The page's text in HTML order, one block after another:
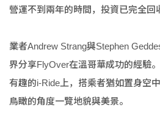
營運不到兩年的時間，投資已完全回
業者Andrew Strang與Stephen
界分享FlyOver在溫哥華成功的經驗
有趣的i-Ride上，搭乘者猶如置身空
鳥瞰的角度一覽地貌與美景。